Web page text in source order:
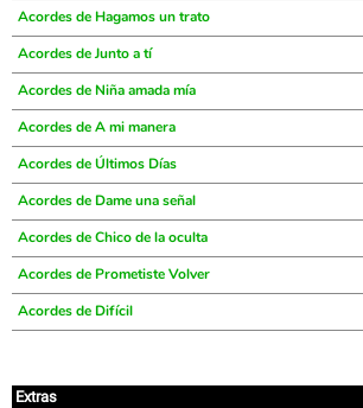
Acordes de Hagamos un trato
Acordes de Junto a tí
Acordes de Niña amada mía
Acordes de A mi manera
Acordes de Últimos Días
Acordes de Dame una señal
Acordes de Chico de la oculta
Acordes de Prometiste Volver
Acordes de Difícil
Extras